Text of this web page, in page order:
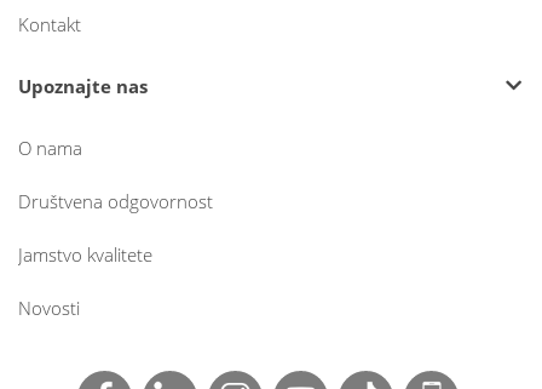
Kontakt
Upoznajte nas
O nama
Društvena odgovornost
Jamstvo kvalitete
Novosti